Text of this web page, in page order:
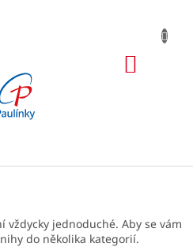
vždycky jednoduché. Aby se vám
do několika kategorií.